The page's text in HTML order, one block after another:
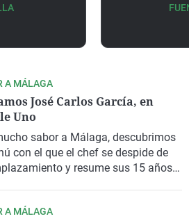
A MÁLAGA
José Carlos García, en
Uno
sabor a Málaga, descubrimos
con el que el chef se despide de
y resume sus 15 años
A MÁLAGA